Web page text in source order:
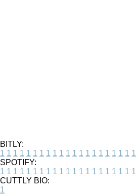
BITLY:
1 1 1 1 1 1 1 1 1 1 1 1 1 1 1 1 1 1 1 1 1
SPOTIFY:
1 1 1 1 1 1 1 1 1 1 1 1 1 1 1 1 1 1 1 1 1
CUTTLY BIO:
1